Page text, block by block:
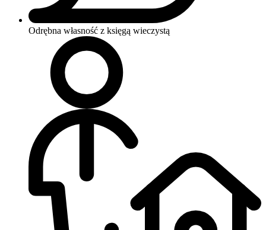
Odrębna własność z księgą wieczystą